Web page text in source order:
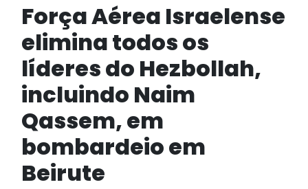
Força Aérea Israelense
elimina todos os
líderes do Hezbollah,
incluindo Naim
Qassem, em
bombardeio em
Beirute